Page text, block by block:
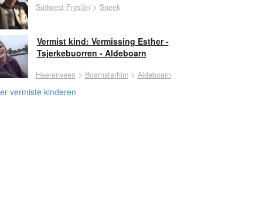
Súdwest-Fryslân > Sneek
Vermist kind: Vermissing Esther -
Tsjerkebuorren - Aldeboarn
Heerenveen > Boarnsterhim> Aldeboarn
vermiste kinderen